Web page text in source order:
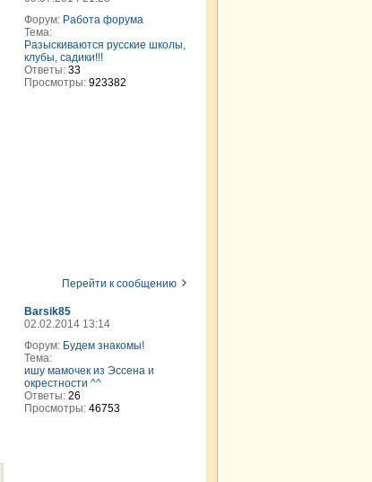
Форум: Работа форума
Тема:
Разыскиваются русские школы,
клубы, садики!!!
Ответы: 33
Просмотры: 923382
Перейти к сообщению
Barsik85
02.02.2014 13:14
Форум: Будем знакомы!
Тема:
ишу мамочек из Эссена и
окрестности ^^
Ответы: 26
Просмотры: 46753